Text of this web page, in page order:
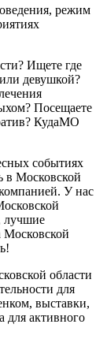
режим
Ищете где
девушкой?
Посещаете
КудаМО
событиях
в Московской
У нас
лучшие
Московской
области
для
выставки,
для активного